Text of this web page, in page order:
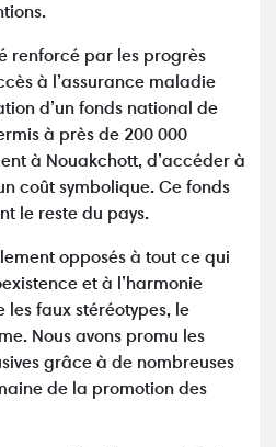
renforcé par les progrès
à l’assurance maladie
d’un fonds national de
à près de 200 000
à Nouakchott, d’accéder à
coût symbolique. Ce fonds
le reste du pays.
opposés à tout ce qui
et à l’harmonie
faux stéréotypes, le
Nous avons promu les
grâce à de nombreuses
de la promotion des